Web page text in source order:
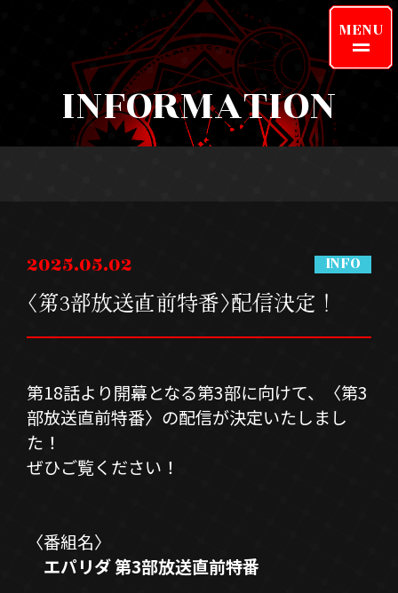
MENU
CHARACTER
MOVIE PRODUCTS
SPECIAL
INFORMATION
2025.05.02
〈第3部放送直前特番〉配信決定！
第18話より開幕となる第3部に向けて、〈第3
部放送直前特番〉の配信が決定いたしまし
た！
ぜひご覧ください！
〈番組名〉
エパリダ 第3部放送直前特番